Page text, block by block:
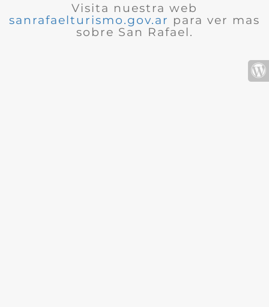
Visita nuestra web
sanrafaelturismo.gov.ar para ver mas
sobre San Rafael.